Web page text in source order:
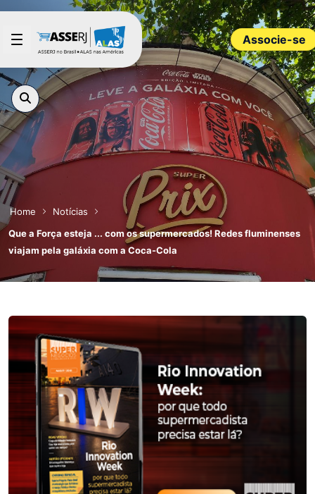
Pular para o Conteúdo principal
Associe-se
Home
Notícias
Que a Força esteja ... com os supermercados! Redes fluminenses
viajam pela galáxia com a Coca-Cola